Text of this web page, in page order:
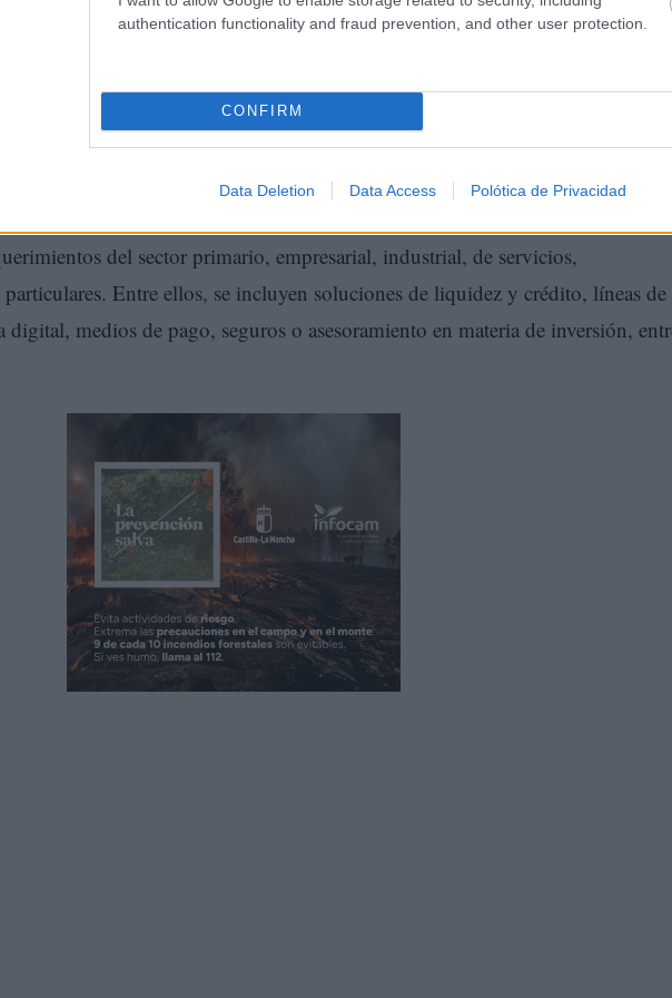
authentication functionality and fraud prevention, and other user protection.
CONFIRM
Data Deletion Data Access Polótica de Privacidad
de los clientes un amplio abanico de productos y servicios
del sector primario, empresarial, industrial, de servicios,
Entre ellos, se incluyen soluciones de liquidez y crédito, líneas de
medios de pago, seguros o asesoramiento en materia de inversión,